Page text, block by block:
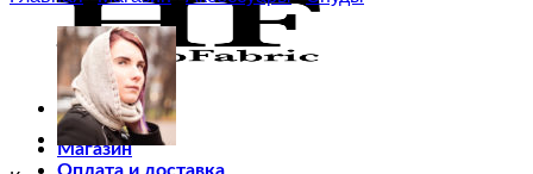
Магазин